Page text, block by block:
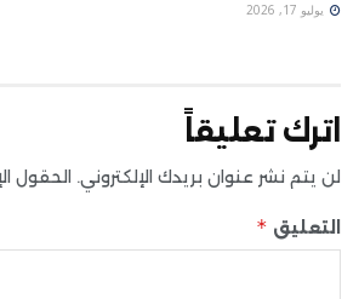
يوليو 17, 2026
اترك تعليقاً
لن يتم نشر عنوان بريدك الإلكتروني. الحقول
التعليق *